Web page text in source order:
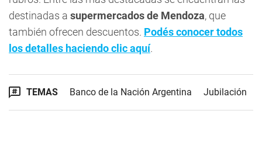
destinadas a supermercados de Mendoza, que
también ofrecen descuentos. Podés conocer todos
los detalles haciendo clic aquí.
TEMAS Banco de la Nación Argentina Jubilación